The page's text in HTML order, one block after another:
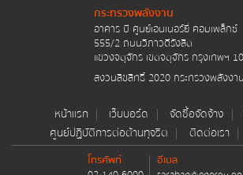
การดำเนินการเพื่อจัดการความเสี่ยงการทุ
มาตรการส่งเสริมคุณธรรมและความโปร่งใ
การดำเนินการตามมาตรการส่งเสริมคุ
ความโปร่งใสภายในหน่วยงาน
ศูนย์ปฏิบัติการต่อต้านการทุจริต
กระทรวงพลังงาน
อาคาร บี ศูนย์เอนเนอร์ยี่ คอมเพล็กซ์
555/2 ถนนวิภาวดีรังสิต
แขวงจตุจักร เขตจตุจักร กรุงเทพฯ
สงวนลิขสิทธิ์ 2020 กระทรวงพลังงาน
หน้าแรก เว็บบอร์ด จัดซื้อจัดจ้าง
ศูนย์ปฏิบัติการต่อต้านทุจริต
ติดต่อเรา
โทรศัพท์
อีเมล